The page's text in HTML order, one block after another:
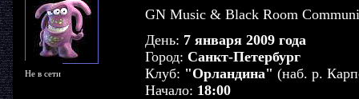
Не в сети
GN Music & Black Room
День: 7 января 2009 года
Город: Санкт-Петербург
Клуб: "Орландина" (наб. р.
Начало: 18:00